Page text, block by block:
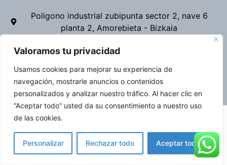
Valoramos tu privacidad
Usamos cookies para mejorar su experiencia de
navegación, mostrarle anuncios o contenidos
personalizados y analizar nuestro tráfico. Al hacer clic en
“Aceptar todo” usted da su consentimiento a nuestro uso
de las cookies.
Personalizar Rechazar todo Aceptar todo
Poligono industrial zubipunta sector 2, nave 6
planta 2, Amorebieta - Bizkaia
946 203 421
Diseño web realizado por RK Informatika